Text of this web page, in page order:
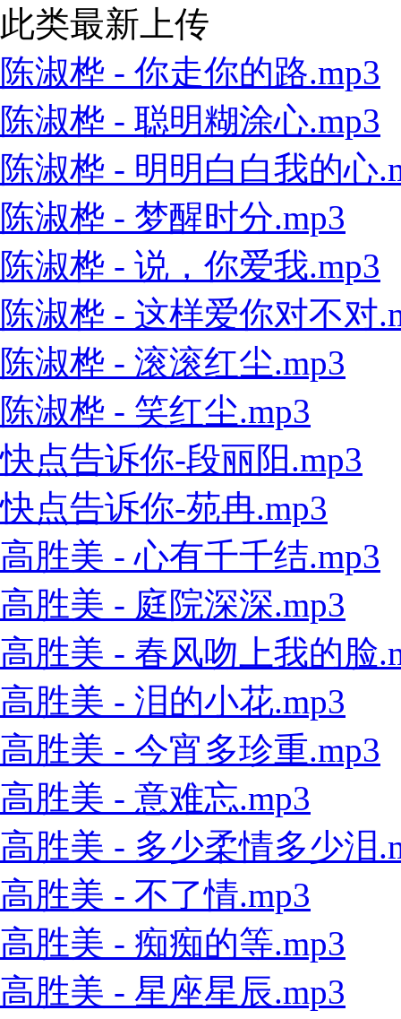
此类最新上传
陈淑桦 - 你走你的路.mp3
陈淑桦 - 聪明糊涂心.mp3
陈淑桦 - 明明白白我的心
陈淑桦 - 梦醒时分.mp3
陈淑桦 - 说，你爱我.mp3
陈淑桦 - 这样爱你对不对
陈淑桦 - 滚滚红尘.mp3
陈淑桦 - 笑红尘.mp3
快点告诉你-段丽阳.mp3
快点告诉你-苑冉.mp3
高胜美 - 心有千千结.mp3
高胜美 - 庭院深深.mp3
高胜美 - 春风吻上我的脸
高胜美 - 泪的小花.mp3
高胜美 - 今宵多珍重.mp3
高胜美 - 意难忘.mp3
高胜美 - 多少柔情多少泪
高胜美 - 不了情.mp3
高胜美 - 痴痴的等.mp3
高胜美 - 星座星辰.mp3